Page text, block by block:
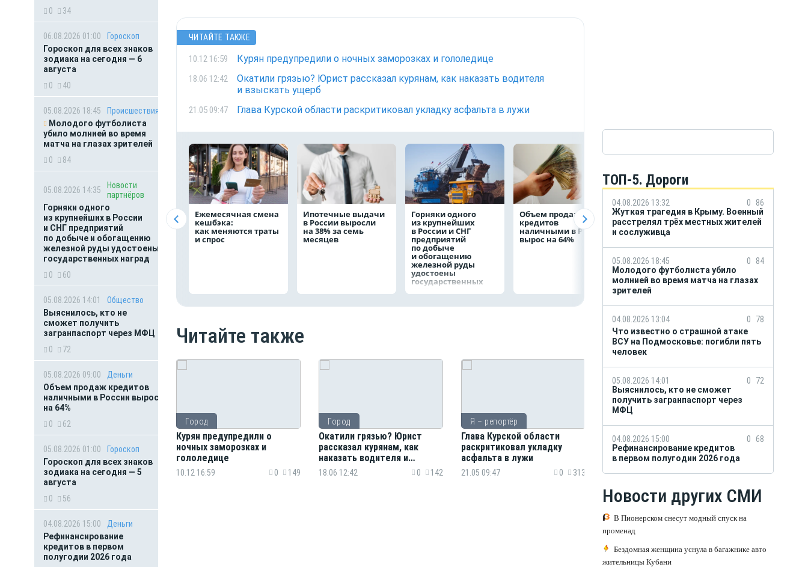
0
34
06.08.2026 01:00
Гороскоп
Гороскоп для всех знаков
зодиака на сегодня — 6
августа
0
40
05.08.2026 18:45
Происшествия
Молодого футболиста
убило молнией во время
матча на глазах зрителей
0
84
05.08.2026 14:35
Новости
партнёров
Горняки одного
из крупнейших в России
и СНГ предприятий
по добыче и обогащению
железной руды удостоены
государственных наград
0
60
05.08.2026 14:01
Общество
Выяснилось, кто не
сможет получить
загранпаспорт через МФЦ
0
72
05.08.2026 09:00
Деньги
Объем продаж кредитов
наличными в России вырос
на 64%
0
62
05.08.2026 01:00
Гороскоп
Гороскоп для всех знаков
зодиака на сегодня — 5
августа
0
56
04.08.2026 15:00
Деньги
Рефинансирование
кредитов в первом
полугодии 2026 года
ЧИТАЙТЕ ТАКЖЕ
10.12 16:59 Курян предупредили о ночных заморозках и гололедице
18.06 12:42
Окатили грязью? Юрист рассказал курянам, как наказать водителя
и взыскать ущерб
21.05 09:47 Глава Курской области раскритиковал укладку асфальта в лужи
Ежемесячная смена
кешбэка:
как меняются траты
и спрос
Ипотечные выдачи
в России выросли
на 38% за семь
месяцев
Горняки одного
из крупнейших
в России и СНГ
предприятий
по добыче
и обогащению
железной руды
удостоены
государственных
наград
Объем продаж
кредитов
наличными в России
вырос на 64%
Рефинансирование
кредитов в первом
полугодии 2026 года
ВТБ предоставит
млрд рублей
комплексов
Читайте также
Город
Курян предупредили о
ночных заморозках и
гололедице
10.12 16:59 0 149
Город
Окатили грязью? Юрист
рассказал курянам, как
наказать водителя и
взыскать ущерб
18.06 12:42 0 142
Я – репортёр
Глава Курской области
раскритиковал укладку
асфальта в лужи
21.05 09:47 0 313
ТОП-5. Дороги
04.08.2026 13:32 0
86
Жуткая трагедия в Крыму. Военный
расстрелял трёх местных жителей
и сослуживца
05.08.2026 18:45 0
84
Молодого футболиста убило
молнией во время матча на глазах
зрителей
04.08.2026 13:04 0
78
Что известно о страшной атаке
ВСУ на Подмосковье: погибли пять
человек
05.08.2026 14:01 0
72
Выяснилось, кто не сможет
получить загранпаспорт через
МФЦ
04.08.2026 15:00 0
68
Рефинансирование кредитов
в первом полугодии 2026 года
Новости других СМИ
В Пионерском снесут модный спуск на
променад
Бездомная женщина уснула в багажнике авто
жительницы Кубани